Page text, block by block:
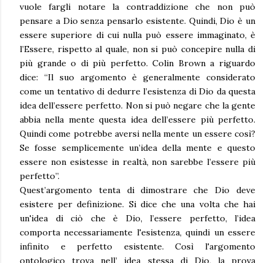
vuole fargli notare la contraddizione che non può
pensare a Dio senza pensarlo esistente. Quindi, Dio è un
essere superiore di cui nulla può essere immaginato, è
l’Essere, rispetto al quale, non si può concepire nulla di
più grande o di più perfetto. Colin Brown a riguardo
dice: “Il suo argomento è generalmente considerato
come un tentativo di dedurre l’esistenza di Dio da questa
idea dell’essere perfetto. Non si può negare che la gente
abbia nella mente questa idea dell’essere più perfetto.
Quindi come potrebbe aversi nella mente un essere così?
Se fosse semplicemente un’idea della mente e questo
essere non esistesse in realtà, non sarebbe l’essere più
perfetto”.
Quest’argomento tenta di dimostrare che Dio deve
esistere per definizione. Si dice che una volta che hai
un'idea di ciò che è Dio, l’essere perfetto, l’idea
comporta necessariamente l'esistenza, quindi un essere
infinito e perfetto esistente. Così l'argomento
ontologico trova nell’ idea stessa di Dio, la prova